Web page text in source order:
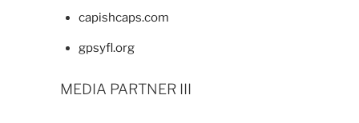
capishcaps.com
gpsyfl.org
MEDIA PARTNER III